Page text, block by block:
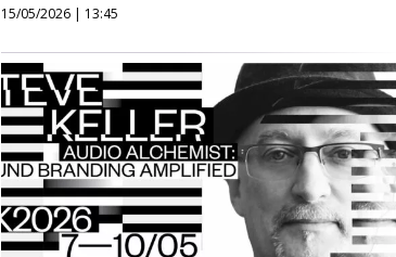
15/05/2026 | 13:45